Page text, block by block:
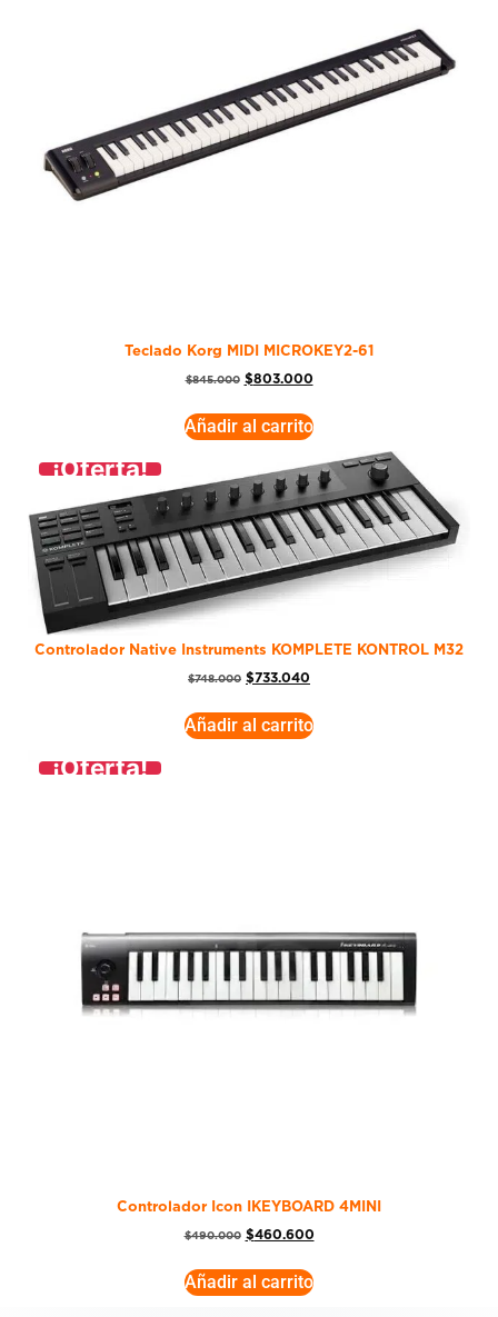
Teclado Korg MIDI MICROKEY2-61
$845.000 $803.000
Añadir al carrito
¡Oferta!
Controlador Native Instruments KOMPLETE KONTROL M32
$748.000 $733.040
Añadir al carrito
¡Oferta!
Controlador Icon IKEYBOARD 4MINI
$490.000 $460.600
Añadir al carrito